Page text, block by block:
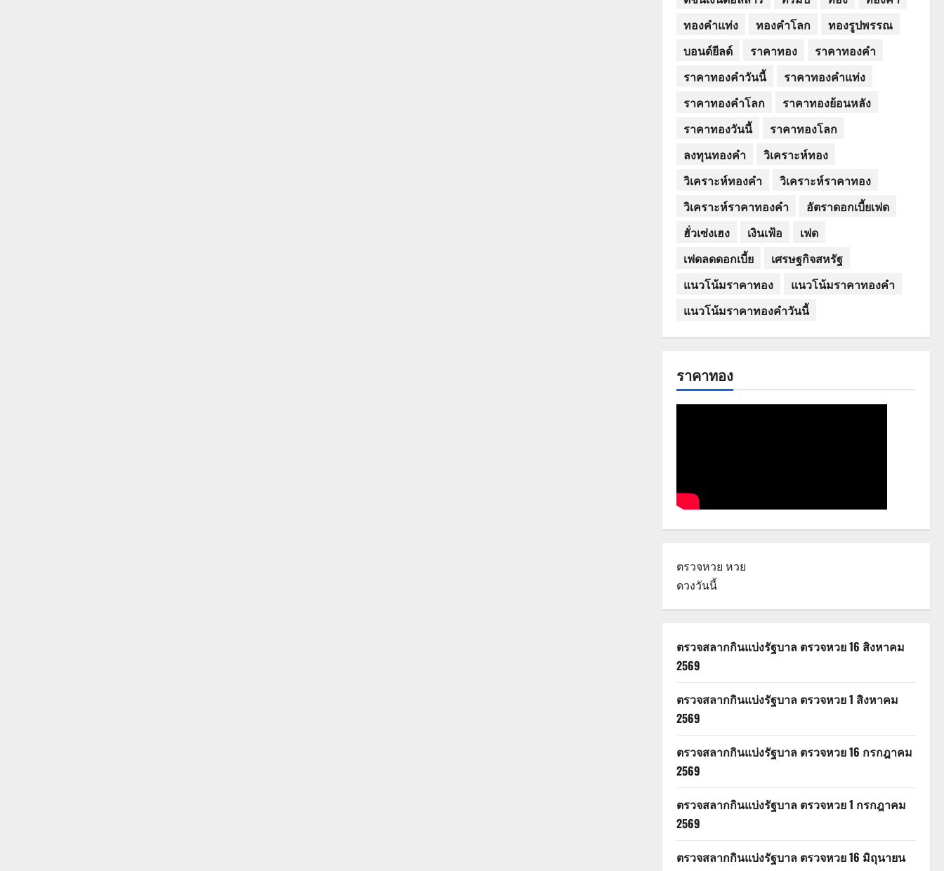
ทองคำแท่ง
ทองคำโลก
ทองรูปพรรณ
บอนด์ยีลด์
ราคาทอง
ราคาทองคำ
ราคาทองคำวันนี้
ราคาทองคำแท่ง
ราคาทองคำโลก
ราคาทองย้อนหลัง
ราคาทองวันนี้
ราคาทองโลก
ลงทุนทองคำ
วิเคราะห์ทอง
วิเคราะห์ทองคำ
วิเคราะห์ราคาทอง
วิเคราะห์ราคาทองคำ
อัตราดอกเบี้ยเฟด
ฮั่วเซ่งเฮง
เงินเฟ้อ
เฟด
เฟดลดดอกเบี้ย
เศรษฐกิจสหรัฐ
แนวโน้มราคาทอง
แนวโน้มราคาทองคำ
แนวโน้มราคาทองคำวันนี้
ราคาทอง
ตรวจหวย หวย
ดวงวันนี้
ตรวจสลากกินแบ่งรัฐบาล ตรวจหวย 16 สิงหาคม
2569
ตรวจสลากกินแบ่งรัฐบาล ตรวจหวย 1 สิงหาคม
2569
ตรวจสลากกินแบ่งรัฐบาล ตรวจหวย 16 กรกฎาคม
2569
ตรวจสลากกินแบ่งรัฐบาล ตรวจหวย 1 กรกฎาคม
2569
ตรวจสลากกินแบ่งรัฐบาล ตรวจหวย 16 มิถุนายน